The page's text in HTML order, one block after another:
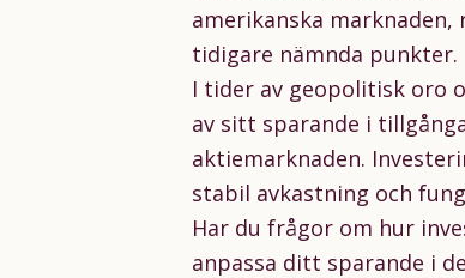
amerikanska
tidigare nämnda punkter.
I tider av geopolitisk oro
av sitt sparande i
aktiemarknaden.
stabil avkastning och
Har du frågor om hur
anpassa ditt sparande i